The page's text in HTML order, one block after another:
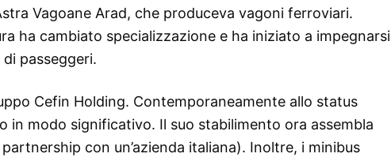
Vagoane Arad, che produceva vagoni ferroviari.
ha cambiato specializzazione e ha iniziato a impegnarsi
passeggeri.
Cefin Holding. Contemporaneamente allo status
in modo significativo. Il suo stabilimento ora assembla
con un’azienda italiana). Inoltre, i minibus